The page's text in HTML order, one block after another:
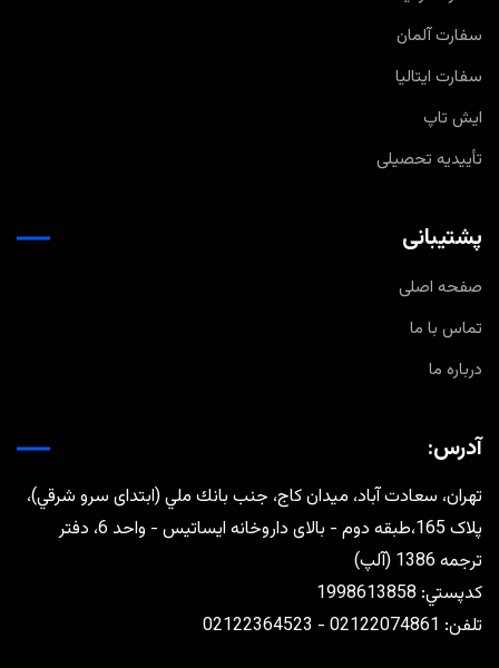
سفارت آلمان
سفارت ایتالیا
ایش تاپ
تأییدیه تحصیلی
پشتیبانی
صفحه اصلی
تماس با ما
درباره ما
آدرس:
تهران، سعادت آباد، ميدان كاج، جنب بانك ملي (ابتدای سرو شرقي)،
پلاک 165،طبقه دوم - بالای داروخانه ایساتیس - واحد 6، دفتر
ترجمه 1386 (آلپ)
كدپستي: 1998613858
تلفن: 02122074861 - 02122364523